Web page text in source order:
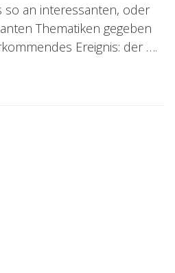
so an interessanten, oder
Thematiken gegeben
Ereignis: der ….